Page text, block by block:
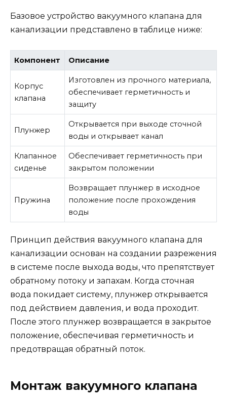
Базовое устройство вакуумного клапана для
канализации представлено в таблице ниже:
Компонент Описание
Корпус
клапана
Изготовлен из прочного материала,
обеспечивает герметичность и
защиту
Плунжер
Открывается при выходе сточной
воды и открывает канал
Клапанное
сиденье
Обеспечивает герметичность при
закрытом положении
Пружина
Возвращает плунжер в исходное
положение после прохождения
воды
Принцип действия вакуумного клапана для
канализации основан на создании разрежения
в системе после выхода воды, что препятствует
обратному потоку и запахам. Когда сточная
вода покидает систему, плунжер открывается
под действием давления, и вода проходит.
После этого плунжер возвращается в закрытое
положение, обеспечивая герметичность и
предотвращая обратный поток.
Монтаж вакуумного клапана